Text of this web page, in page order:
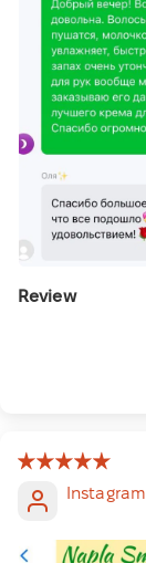
Review
Instagram